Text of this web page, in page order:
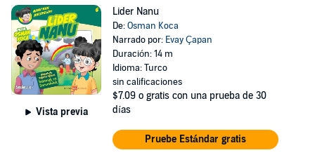
Vista previa
Lider Nanu
De:Osman Koca
Narrado por: Evay Çapan
Duración: 14 m
Idioma: Turco
sin calificaciones
$7.09 o gratis con una prueba de 30
días
Pruebe Estándar gratis